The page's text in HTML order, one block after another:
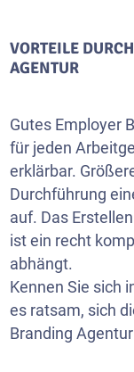
VORTEILE
AGENTUR
Gutes Employer
für jeden
erklärbar.
Durchführung
auf. Das
ist ein recht
abhängt.
Kennen Sie sich
es ratsam, sich
Branding